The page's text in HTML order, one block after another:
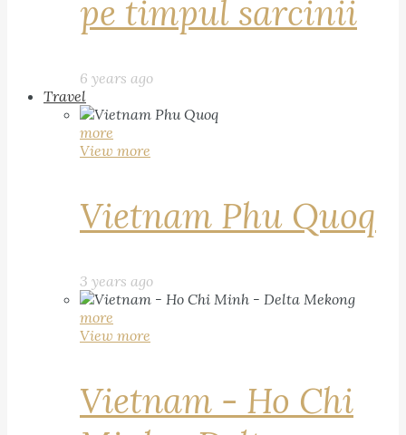
pe timpul sarcinii
6 years ago
Travel
more
View more
Vietnam Phu Quoq
3 years ago
more
View more
Vietnam - Ho Chi